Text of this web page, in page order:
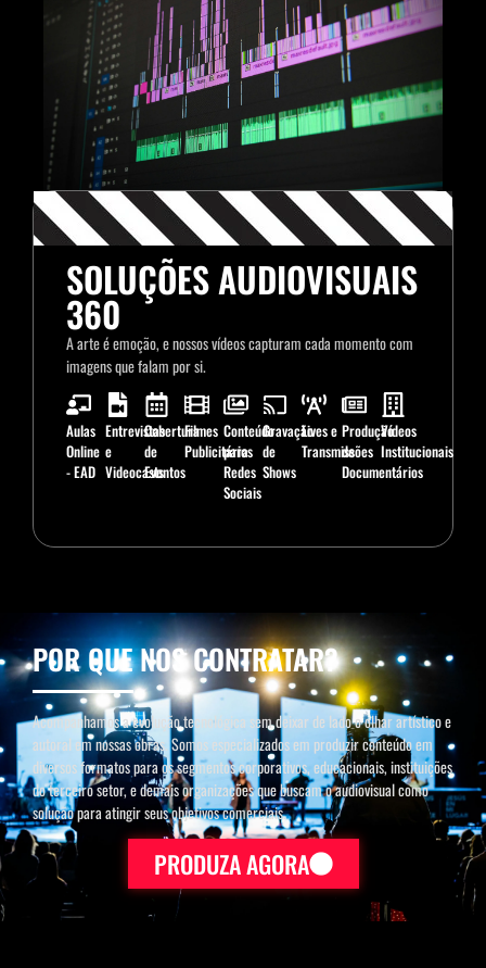
SOLUÇÕES AUDIOVISUAIS
360
A arte é emoção, e nossos vídeos capturam cada momento com
imagens que falam por si.
Aulas
Online
- EAD
Entrevistas
e
Videocasts
Cobertura
de
Eventos
Filmes
Publicitários
Conteúdo
para
Redes
Sociais
Gravação
de
Shows
Lives e
Transmissões
Produção
de
Documentários
Vídeos
Institucionais
POR QUE NOS CONTRATAR?
Acompanhamos a evolução tecnológica sem deixar de lado o olhar artístico e
autoral em nossas obras. Somos especializados em produzir conteúdo em
diversos formatos para os segmentos corporativos, educacionais, instituições
do terceiro setor, e demais organizações que buscam o audiovisual como
solução para atingir seus objetivos comerciais.
PRODUZA AGORA